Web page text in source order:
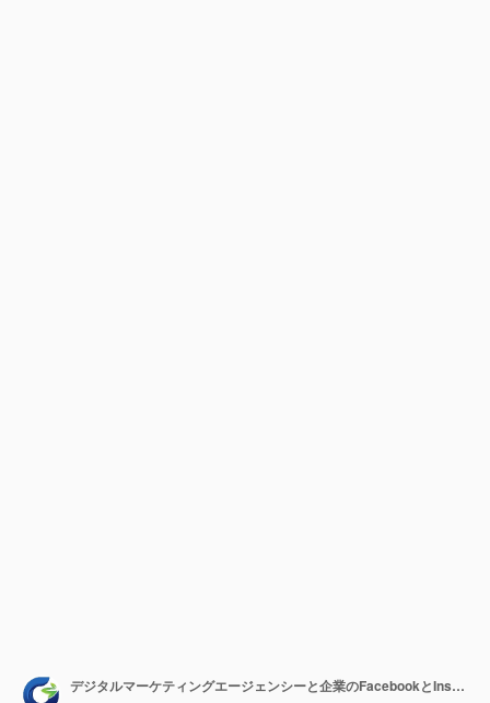
デジタルマーケティングエージェンシーと企業のFacebookとInstagramのストーリーテンプレート